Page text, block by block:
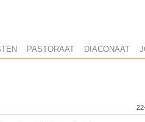
PASTORAAT DIACONAAT